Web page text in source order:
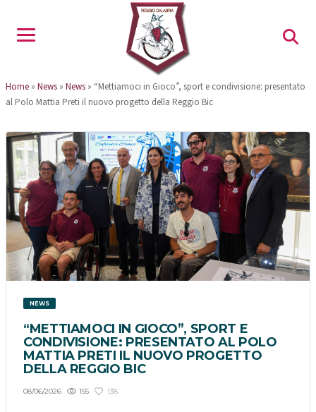
Home » News » News » “Mettiamoci in Gioco”, sport e condivisione: presentato
al Polo Mattia Preti il nuovo progetto della Reggio Bic
NEWS
“METTIAMOCI IN GIOCO”, SPORT E
CONDIVISIONE: PRESENTATO AL POLO
MATTIA PRETI IL NUOVO PROGETTO
DELLA REGGIO BIC
08/06/2026 155 138